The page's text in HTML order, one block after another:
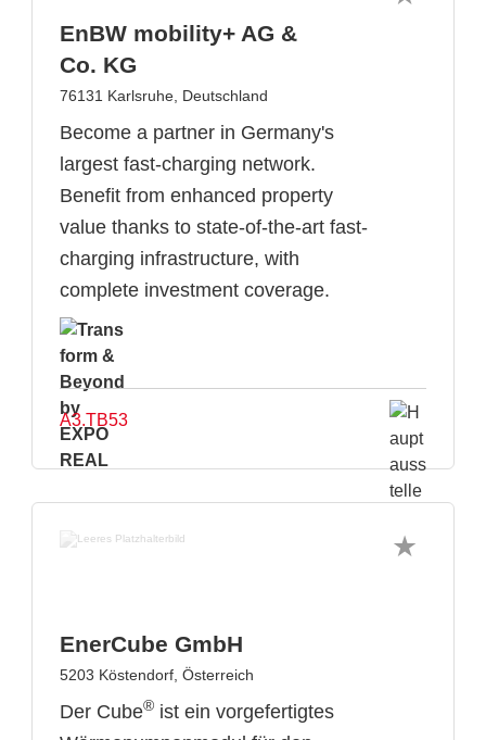
EnBW mobility+ AG &
Co. KG
76131 Karlsruhe, Deutschland
Become a partner in Germany's
largest fast-charging network.
Benefit from enhanced property
value thanks to state-of-the-art fast-
charging infrastructure, with
complete investment coverage.
A3.TB53
EnerCube GmbH
5203 Köstendorf, Österreich
Der Cube® ist ein vorgefertigtes